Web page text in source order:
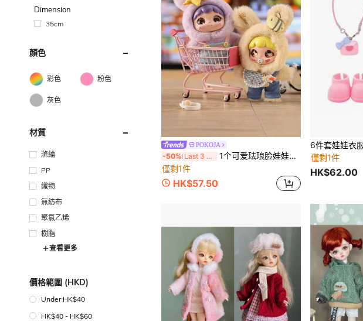
Dimension
35cm
顏色
彩色 粉色
灰色
材質
滌綸
PP
織物
無紡布
聚氯乙烯
樹脂
查看更多
價格範圍 (HKD)
Under HK$40
HK$40 - HK$60
POKOJA
-50% Last 3 days
1个可爱珐琅脸娃娃毛绒玩具，材质柔软，卡哇伊人物手办，包包挂饰，钥匙扣，装饰礼物，适合女孩、青少年、收藏家（配件随机，非毛绒填充）
僅剩1件
HK$57.50
僅剩1件
HK$62.00